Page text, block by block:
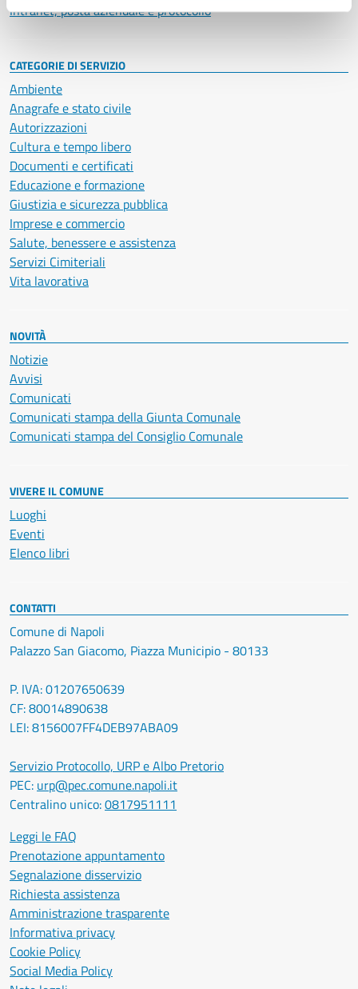
Intranet, posta aziendale e protocollo
CATEGORIE DI SERVIZIO
Ambiente
Anagrafe e stato civile
Autorizzazioni
Cultura e tempo libero
Documenti e certificati
Educazione e formazione
Giustizia e sicurezza pubblica
Imprese e commercio
Salute, benessere e assistenza
Servizi Cimiteriali
Vita lavorativa
NOVITÀ
Notizie
Avvisi
Comunicati
Comunicati stampa della Giunta Comunale
Comunicati stampa del Consiglio Comunale
VIVERE IL COMUNE
Luoghi
Eventi
Elenco libri
CONTATTI
Comune di Napoli
Palazzo San Giacomo, Piazza Municipio - 80133
P. IVA: 01207650639
CF: 80014890638
LEI: 8156007FF4DEB97ABA09
Servizio Protocollo, URP e Albo Pretorio
PEC: urp@pec.comune.napoli.it
Centralino unico:0817951111
Leggi le FAQ
Prenotazione appuntamento
Segnalazione disservizio
Richiesta assistenza
Amministrazione trasparente
Informativa privacy
Cookie Policy
Social Media Policy